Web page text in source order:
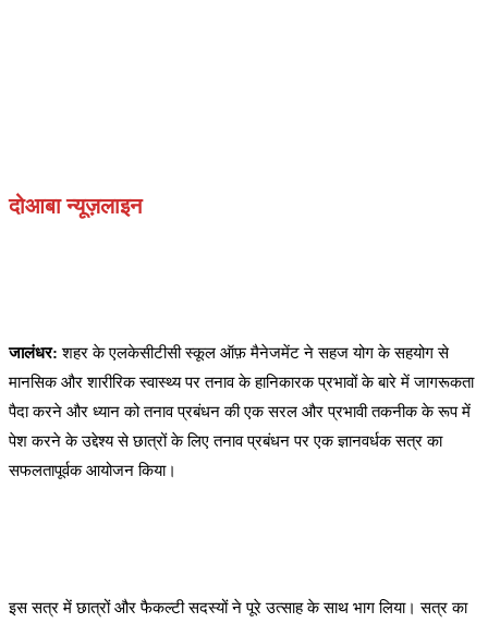
दोआबा न्यूज़लाइन
जालंधर: शहर के एलकेसीटीसी स्कूल ऑफ़ मैनेजमेंट ने सहज योग के सहयोग से
मानसिक और शारीरिक स्वास्थ्य पर तनाव के हानिकारक प्रभावों के बारे में जागरूकता
पैदा करने और ध्यान को तनाव प्रबंधन की एक सरल और प्रभावी तकनीक के रूप में
पेश करने के उद्देश्य से छात्रों के लिए तनाव प्रबंधन पर एक ज्ञानवर्धक सत्र का
सफलतापूर्वक आयोजन किया।
इस सत्र में छात्रों और फैकल्टी सदस्यों ने पूरे उत्साह के साथ भाग लिया। सत्र का